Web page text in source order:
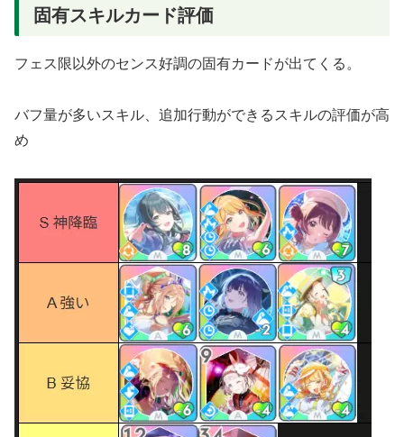
固有スキルカード評価
フェス限以外のセンス好調の固有カードが出てくる。
バフ量が多いスキル、追加行動ができるスキルの評価が高
め